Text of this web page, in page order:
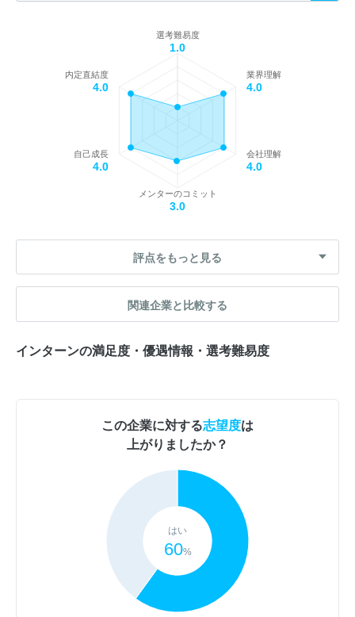
選考難易度
1.0
業界理解
4.0
会社理解
4.0
メンターのコミット
3.0
自己成長
4.0
内定直結度
4.0
評点をもっと見る
関連企業と比較する
インターンの満足度・優遇情報・選考難易度
この企業に対する志望度は
上がりましたか？
はい
60%